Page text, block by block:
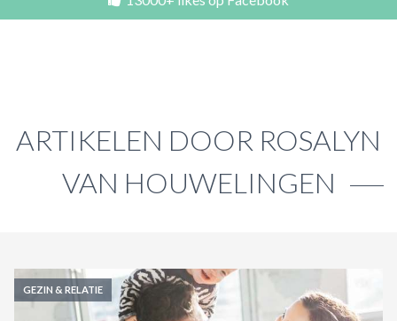
ARTIKELEN DOOR ROSALYN
VAN HOUWELINGEN
GEZIN & RELATIE